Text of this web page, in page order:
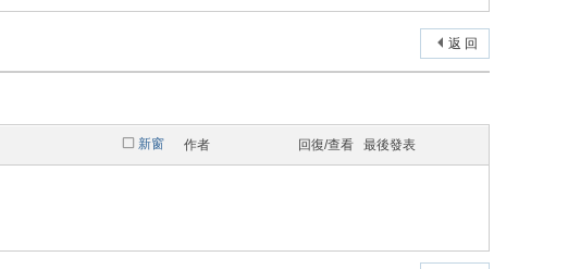
返 回
新窗 作者 回復/查看 最後發表